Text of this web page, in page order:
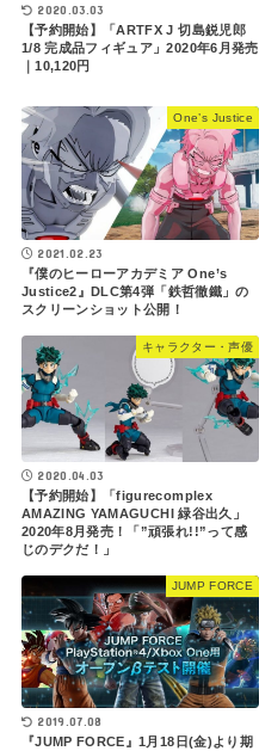
2020.03.03
【予約開始】「ARTFX J 切島鋭児郎
1/8 完成品フィギュア」2020年6月発売
｜10,120円
One’s Justice
2021.02.23
『僕のヒーローアカデミア One’s
Justice2』DLC第4弾「鉄哲徹鐵」の
スクリーンショット公開！
キャラクター・声優
2020.04.03
【予約開始】「figurecomplex
AMAZING YAMAGUCHI 緑谷出久」
2020年8月発売！「”頑張れ!!”って感
じのデクだ！」
JUMP FORCE
2019.07.08
『JUMP FORCE』1月18日(金)より期